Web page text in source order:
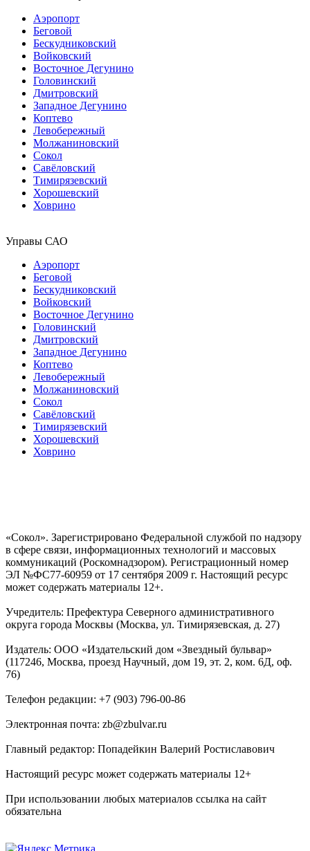
Аэропорт
Беговой
Бескудниковский
Войковский
Восточное Дегунино
Головинский
Дмитровский
Западное Дегунино
Коптево
Левобережный
Молжаниновский
Сокол
Савёловский
Тимирязевский
Хорошевский
Ховрино
Управы САО
Аэропорт
Беговой
Бескудниковский
Войковский
Восточное Дегунино
Головинский
Дмитровский
Западное Дегунино
Коптево
Левобережный
Молжаниновский
Сокол
Савёловский
Тимирязевский
Хорошевский
Ховрино
«Сокол». Зарегистрировано Федеральной службой по надзору
в сфере связи, информационных технологий и массовых
коммуникаций (Роскомнадзором). Регистрационный номер
ЭЛ №ФС77-60959 от 17 сентября 2009 г. Настоящий ресурс
может содержать материалы 12+.
Учредитель: Префектура Северного административного
округа города Москвы (Москва, ул. Тимирязевская, д. 27)
Издатель: ООО «Издательский дом «Звездный бульвар»
(117246, Москва, проезд Научный, дом 19, эт. 2, ком. 6Д, оф.
76)
Телефон редакции: +7 (903) 796-00-86
Электронная почта: zb@zbulvar.ru
Главный редактор: Попадейкин Валерий Ростиславович
Настоящий ресурс может содержать материалы 12+
При использовании любых материалов ссылка на сайт
обязательна